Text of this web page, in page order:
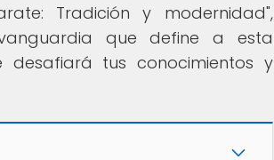
Tradición y modernidad",
que define a esta
desafiará tus conocimientos y